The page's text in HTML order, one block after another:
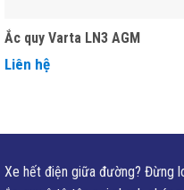
Ắc quy Varta LN3 AGM
Liên hệ
Xe hết điện giữa đường? Đừng